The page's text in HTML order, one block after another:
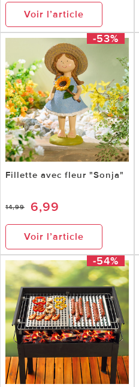
Voir l’article
-53%
Fillette avec fleur "Sonja"
14,99 6,99
Voir l’article
-54%